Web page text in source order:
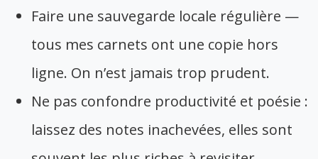
Faire une sauvegarde locale régulière —
tous mes carnets ont une copie hors
ligne. On n’est jamais trop prudent.
Ne pas confondre productivité et poésie :
laissez des notes inachevées, elles sont